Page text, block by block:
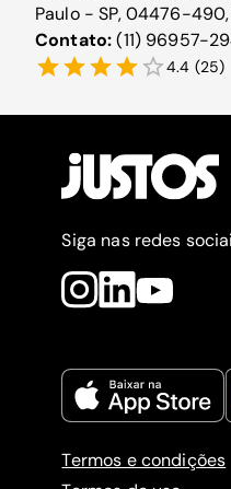
Paulo - SP, 04476-
Contato:(11) 96957-
4.4 (25)
Siga nas redes
Termos e condições